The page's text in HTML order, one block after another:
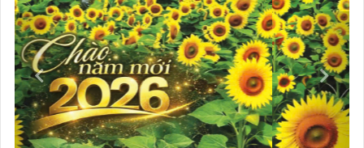
Previous Next